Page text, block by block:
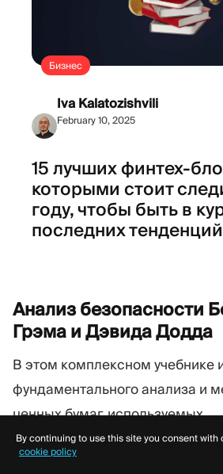
Бизнес
Iva Kalatozishvili
February 10, 2025
15 лучших финтех-
которыми стоит
году, чтобы быть в
последних тенденций
Анализ безопасности
Грэма и ДэвидаДодда
В этом комплексном учебнике
фундаментального анализа и
ценных бумаг, используемых
профессиональными
Содержание
By continuing to use this site you consent with
cookie policy